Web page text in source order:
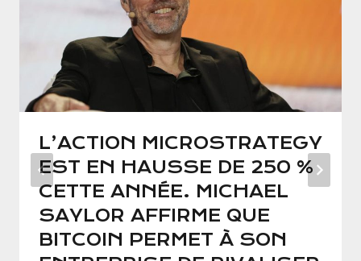
L’ACTION MICROSTRATEGY
EST EN HAUSSE DE 250 %
CETTE ANNÉE. MICHAEL
SAYLOR AFFIRME QUE
BITCOIN PERMET À SON